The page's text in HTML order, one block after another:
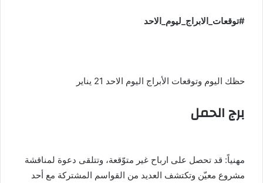
#توقعات_الابراج_ليوم_الاحد
حظك اليوم وتوقعات الأبراج اليوم الاحد 21 يناير
برج الحمل
مهنياً: قد تحصل على ارباح غير متوّقعة، وتتلقى دعوة لمناقشة
مشروع معيّن وتكتشف العديد من القواسم المشتركة مع أحد